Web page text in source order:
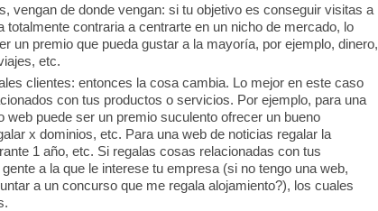
vengan de donde vengan: si tu objetivo es conseguir visitas a
totalmente contraria a centrarte en un nicho de mercado, lo
un premio que pueda gustar a la mayoría, por ejemplo, dinero,
etc.
clientes: entonces la cosa cambia. Lo mejor en este caso
con tus productos o servicios. Por ejemplo, para una
web puede ser un premio suculento ofrecer un bueno
x dominios, etc. Para una web de noticias regalar la
1 año, etc. Si regalas cosas relacionadas con tus
a la que le interese tu empresa (si no tengo una web,
a un concurso que me regala alojamiento?), los cuales